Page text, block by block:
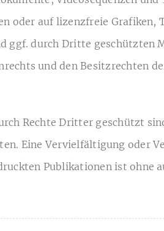
oder auf lizenzfreie Grafiken,
ggf. durch Dritte geschützten
und den Besitzrechten
Rechte Dritter geschützt
Eine Vervielfältigung oder
Publikationen ist ohne